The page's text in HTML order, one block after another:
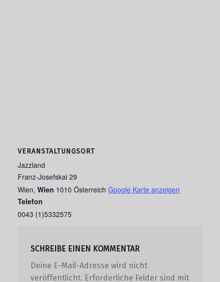
VERANSTALTUNGSORT
Jazzland
Franz-Josefskai 29
Wien, Wien 1010 Österreich Google Karte anzeigen
Telefon
0043 (1)5332575
SCHREIBE EINEN KOMMENTAR
Deine E-Mail-Adresse wird nicht
veröffentlicht. Erforderliche Felder sind mit